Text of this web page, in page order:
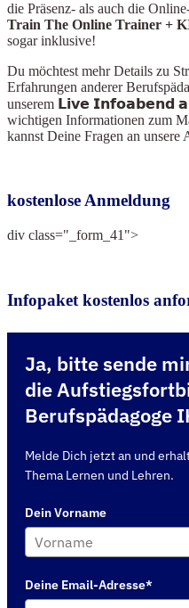
die Präsenz- als auch die
Train The Online Trainer +
sogar inklusive!
Du möchtest mehr Details zu
Erfahrungen anderer
unserem 𝗟𝗶𝘃𝗲 𝗜𝗻𝗳𝗼𝗮𝗯𝗲𝗻𝗱
wichtigen Informationen zum
kannst Deine Fragen an unsere
kostenlose Anmeldung
div class="_form_41">
Infopaket kostenlos
Ja, bitte sende
die
Berufspädagoge
Melde Dich jetzt an und
Thema Lernen und Lehren.
Dein Vorname
Deine Email-Adresse*